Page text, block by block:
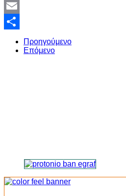
Twitter
Email
Share
Προηγούμενο
Επόμενο